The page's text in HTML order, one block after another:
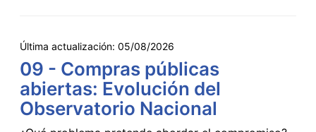
Última actualización: 05/08/2026
09 - Compras públicas
abiertas: Evolución del
Observatorio Nacional